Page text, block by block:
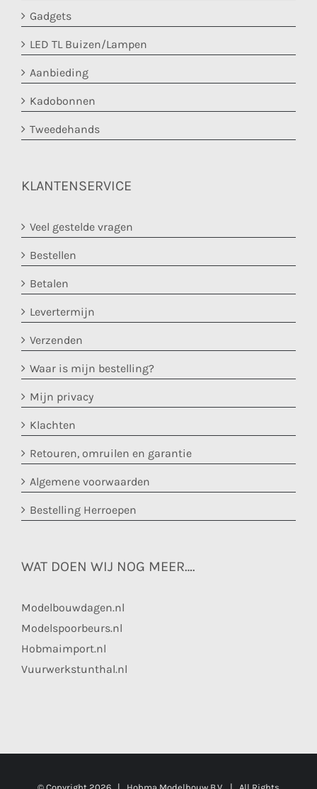
Gadgets
LED TL Buizen/Lampen
Aanbieding
Kadobonnen
Tweedehands
KLANTENSERVICE
Veel gestelde vragen
Bestellen
Betalen
Levertermijn
Verzenden
Waar is mijn bestelling?
Mijn privacy
Klachten
Retouren, omruilen en garantie
Algemene voorwaarden
Bestelling Herroepen
WAT DOEN WIJ NOG MEER….
Modelbouwdagen.nl
Modelspoorbeurs.nl
Hobmaimport.nl
Vuurwerkstunthal.nl